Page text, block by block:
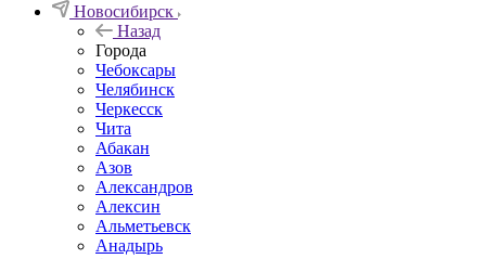
Новосибирск
Назад
Города
Чебоксары
Челябинск
Черкесск
Чита
Абакан
Азов
Александров
Алексин
Альметьевск
Анадырь